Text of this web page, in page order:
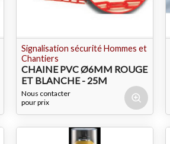
Signalisation sécurité Hommes et
Chantiers
CHAINE PVC Ø6MM ROUGE
ET BLANCHE - 25M
Nous contacter
pour prix